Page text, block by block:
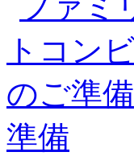
準備